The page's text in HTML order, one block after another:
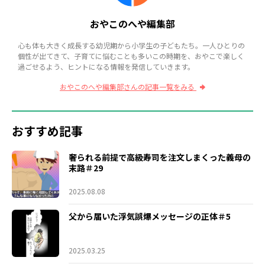
おやこのへや編集部
心も体も大きく成長する幼児期から小学生の子どもたち。一人ひとりの
個性が出てきて、子育てに悩むことも多いこの時期を、おやこで楽しく
過ごせるよう、ヒントになる情報を発信していきます。
おやこのへや編集部さんの記事一覧をみる
おすすめ記事
奢られる前提で高級寿司を注文しまくった義母の
末路＃29
2025.08.08
父から届いた浮気誤爆メッセージの正体＃5
2025.03.25